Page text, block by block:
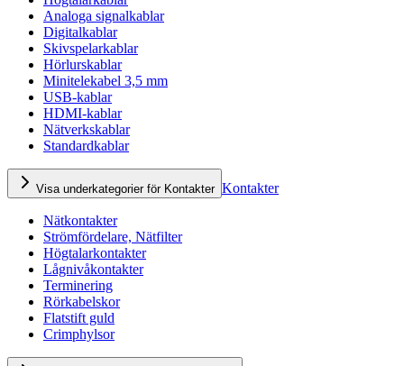
Analoga signalkablar
Digitalkablar
Skivspelarkablar
Hörlurskablar
Minitelekabel 3,5 mm
USB-kablar
HDMI-kablar
Nätverkskablar
Standardkablar
Visa underkategorier för Kontakter Kontakter
Nätkontakter
Strömfördelare, Nätfilter
Högtalarkontakter
Lågnivåkontakter
Terminering
Rörkabelskor
Flatstift guld
Crimphylsor